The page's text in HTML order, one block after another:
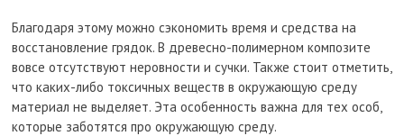
Благодаря этому можно сэкономить время и средства на
восстановление грядок. В древесно-полимерном композите
вовсе отсутствуют неровности и сучки. Также стоит отметить,
что каких-либо токсичных веществ в окружающую среду
материал не выделяет. Эта особенность важна для тех особ,
которые заботятся про окружающую среду.